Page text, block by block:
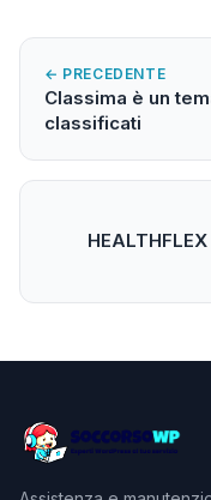
← PRECEDENTE
Classima è un
classificati